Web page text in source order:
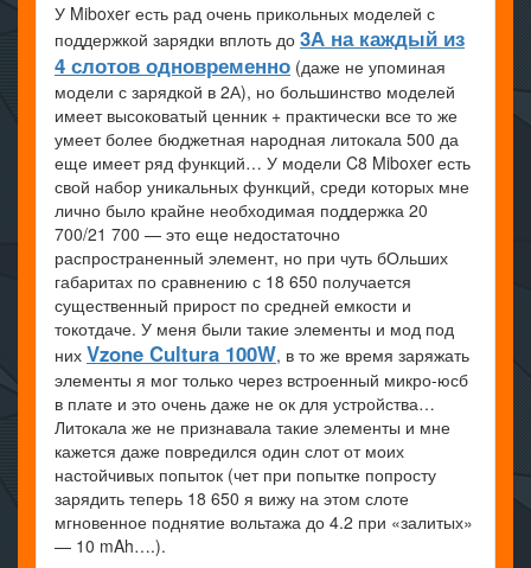
У Miboxer есть рад очень прикольных моделей с
поддержкой зарядки вплоть до 3А на каждый из
4 слотов одновременно (даже не упоминая
модели с зарядкой в 2А), но большинство моделей
имеет высоковатый ценник + практически все то же
умеет более бюджетная народная литокала 500 да
еще имеет ряд функций… У модели C8 Miboxer есть
свой набор уникальных функций, среди которых мне
лично было крайне необходимая поддержка 20
700/21 700 — это еще недостаточно
распространенный элемент, но при чуть бОльших
габаритах по сравнению с 18 650 получается
существенный прирост по средней емкости и
токотдаче. У меня были такие элементы и мод под
них Vzone Cultura 100W, в то же время заряжать
элементы я мог только через встроенный микро-юсб
в плате и это очень даже не ок для устройства…
Литокала же не признавала такие элементы и мне
кажется даже повредился один слот от моих
настойчивых попыток (чет при попытке попросту
зарядить теперь 18 650 я вижу на этом слоте
мгновенное поднятие вольтажа до 4.2 при «залитых»
— 10 mAh….).